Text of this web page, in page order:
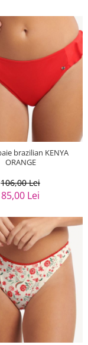
brazilian KENYA
ORANGE
106,00 Lei
85,00 Lei